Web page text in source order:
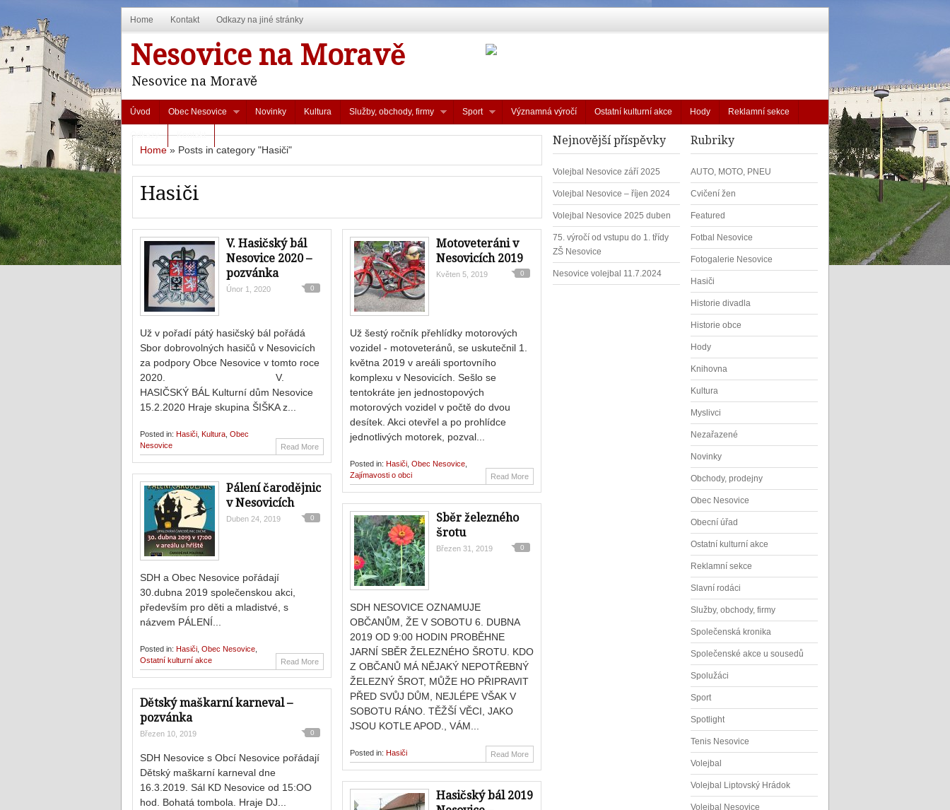
Home Kontakt Odkazy na jiné stránky
Nesovice na Moravě
Nesovice na Moravě
Úvod Obec Nesovice Novinky Kultura Služby, obchody, firmy Sport Významná výročí Ostatní kulturní akce Hody Reklamní sekce
Odkazy Kontakt
Home» Posts in category "Hasiči"
Hasiči
V. Hasičský bál
Nesovice 2020 –
pozvánka
Únor 1, 2020 0
Už v pořadí pátý hasičský bál pořádá
Sbor dobrovolných hasičů v Nesovicích
za podpory Obce Nesovice v tomto roce
2020. V.
HASIČSKÝ BÁL Kulturní dům Nesovice
15.2.2020 Hraje skupina ŠIŠKA z...
Posted in: Hasiči Kultura Obec
Nesovice
Read More
Motoveteráni v
Nesovicích 2019
Květen 5, 2019 0
Už šestý ročník přehlídky motorových
vozidel - motoveteránů, se uskutečnil 1.
května 2019 v areáli sportovního
komplexu v Nesovicích. Sešlo se
tentokráte jen jednostopových
motorových vozidel v počtě do dvou
desítek. Akci otevřel a po prohlídce
jednotlivých motorek, pozval...
Posted in: Hasiči Obec Nesovice
Zajímavosti o obci
Read More
Pálení čarodějnic
v Nesovicích
Duben 24, 2019 0
SDH a Obec Nesovice pořádají
30.dubna 2019 společenskou akci,
především pro děti a mladistvé, s
názvem PÁLENÍ...
Posted in: Hasiči Obec Nesovice
Ostatní kulturní akce
Read More
Sběr železného
šrotu
Březen 31, 2019 0
SDH NESOVICE OZNAMUJE
OBČANŮM, ŽE V SOBOTU 6. DUBNA
2019 OD 9:00 HODIN PROBĚHNE
JARNÍ SBĚR ŽELEZNÉHO ŠROTU. KDO
Z OBČANŮ MÁ NĚJAKÝ NEPOTŘEBNÝ
ŽELEZNÝ ŠROT, MŮŽE HO PŘIPRAVIT
PŘED SVŮJ DŮM, NEJLÉPE VŠAK V
SOBOTU RÁNO. TĚŽŠÍ VĚCI, JAKO
JSOU KOTLE APOD., VÁM...
Posted in: Hasiči Read More
Dětský maškarní karneval –
pozvánka
Březen 10, 2019 0
SDH Nesovice s Obcí Nesovice pořádají
Dětský maškarní karneval dne
16.3.2019. Sál KD Nesovice od 15:OO
hod. Bohatá tombola. Hraje DJ...
Hasičský bál 2019
Nejnovější příspěvky
Volejbal Nesovice září 2025
Volejbal Nesovice – říjen 2024
Volejbal Nesovice 2025 duben
75. výročí od vstupu do 1. třídy
ZŠ Nesovice
Nesovice volejbal 11.7.2024
Rubriky
AUTO, MOTO, PNEU
Cvičení žen
Featured
Fotbal Nesovice
Fotogalerie Nesovice
Hasiči
Historie divadla
Historie obce
Hody
Knihovna
Kultura
Myslivci
Nezařazené
Novinky
Obchody, prodejny
Obec Nesovice
Obecní úřad
Ostatní kulturní akce
Reklamní sekce
Slavní rodáci
Služby, obchody, firmy
Společenská kronika
Společenské akce u sousedů
Spolužáci
Sport
Spotlight
Tenis Nesovice
Volejbal
Volejbal Liptovský Hrádok
Volejbal Nesovice